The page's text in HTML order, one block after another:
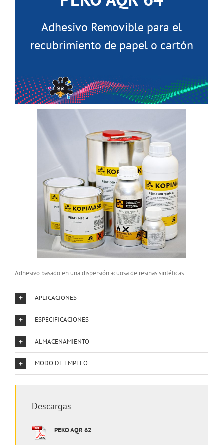
Adhesivo Removible para el
recubrimiento de papel o cartón
Adhesivo basado en una dispersión acuosa de resinas sintéticas.
APLICACIONES
ESPECIFICACIONES
ALMACENAMIENTO
MODO DE EMPLEO
Descargas
PEKO AQR 62